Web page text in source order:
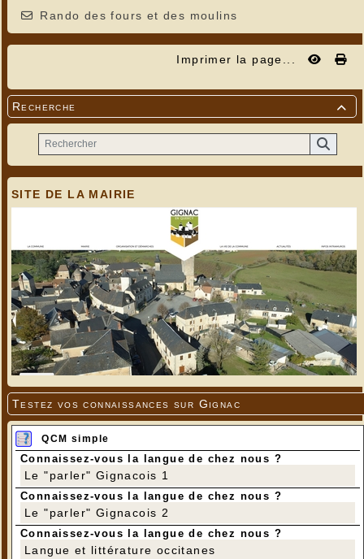
Rando des fours et des moulins
Imprimer la page...

Recherche
SITE DE LA MAIRIE
Testez vos connaissances sur Gignac
QCM simple
Connaissez-vous la langue de chez nous ?
Le "parler" Gignacois 1
Connaissez-vous la langue de chez nous ?
Le "parler" Gignacois 2
Connaissez-vous la langue de chez nous ?
Langue et littérature occitanes